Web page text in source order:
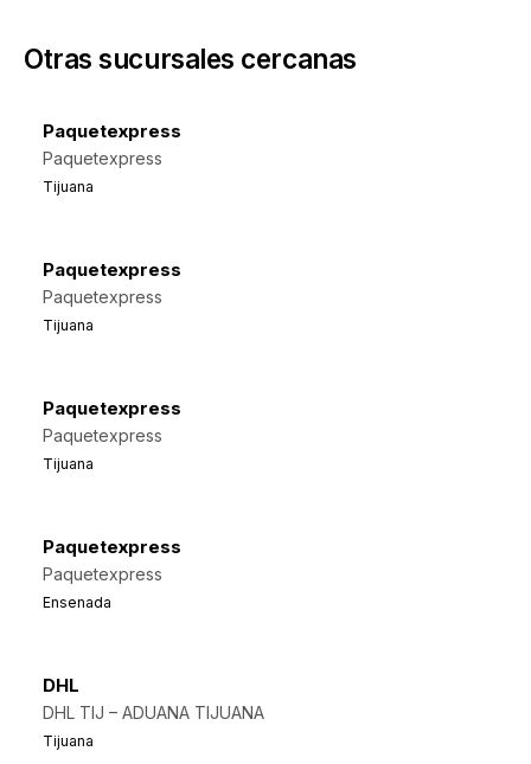
Otras sucursales cercanas
Paquetexpress
Paquetexpress
Tijuana
Paquetexpress
Paquetexpress
Tijuana
Paquetexpress
Paquetexpress
Tijuana
Paquetexpress
Paquetexpress
Ensenada
DHL
DHL TIJ – ADUANA TIJUANA
Tijuana